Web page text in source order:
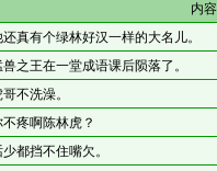
内
还真有个绿林好汉一样的大名儿。
兽之王在一堂成语课后陨落了。
哥不洗澡。
不疼啊陈林虎？
少都挡不住嘴欠。